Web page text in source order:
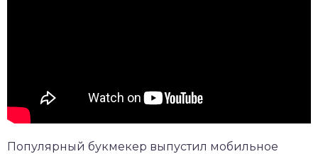
Популярный букмекер выпустил мобильное